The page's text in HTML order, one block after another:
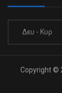
Δευ - Κυρ
Copyright ©